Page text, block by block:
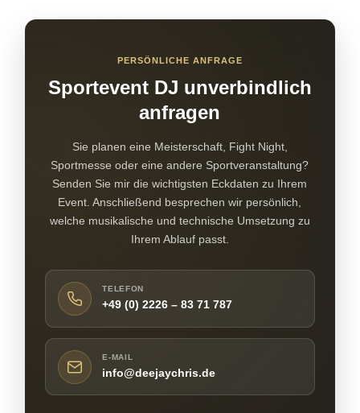
PERSÖNLICHE ANFRAGE
Sportevent DJ unverbindlich
anfragen
Sie planen eine Meisterschaft, Fight Night,
Sportmesse oder eine andere Sportveranstaltung?
Senden Sie mir die wichtigsten Eckdaten zu Ihrem
Event. Anschließend besprechen wir persönlich,
welche musikalische und technische Umsetzung zu
Ihrem Ablauf passt.
TELEFON
+49 (0) 2226 – 83 71 787
E-MAIL
info@deejaychris.de